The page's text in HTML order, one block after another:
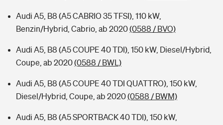
Audi A5, B8 (A5 CABRIO 35 TFSI), 110 kW,
Benzin/Hybrid, Cabrio, ab 2020(0588 / BVO)
Audi A5, B8 (A5 COUPE 40 TDI), 150 kW, Diesel/Hybrid,
Coupe, ab 2020(0588 / BWL)
Audi A5, B8 (A5 COUPE 40 TDI QUATTRO), 150 kW,
Diesel/Hybrid, Coupe, ab 2020(0588 / BWM)
Audi A5, B8 (A5 SPORTBACK 40 TDI), 150 kW,